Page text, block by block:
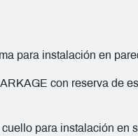
para instalación en
con reserva de
para instalación en